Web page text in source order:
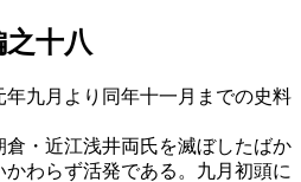
十八
九月より同年十一月までの史料
・近江浅井両氏を滅ぼしたばか
わらず活発である。九月初頭に